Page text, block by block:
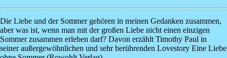
Die Liebe und der Sommer gehören in meinen Gedanken zusammen,
aber was ist, wenn man mit der großen Liebe nicht einen einzigen
Sommer zusammen erleben darf? Davon erzählt Timothy Paul in
seiner außergewöhnlichen und sehr berührenden Lovestory Eine Liebe